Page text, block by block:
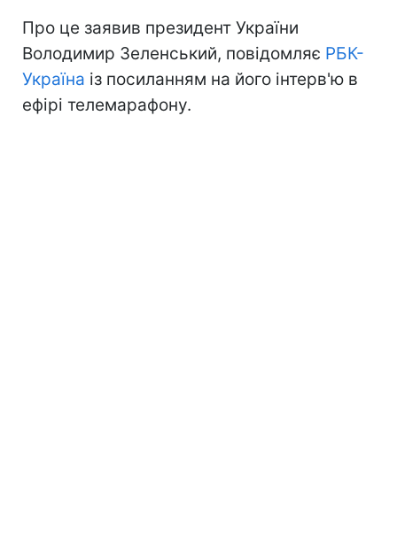
Про це заявив президент України
Володимир Зеленський, повідомляє РБК-
Україна із посиланням на його інтерв'ю в
ефірі телемарафону.